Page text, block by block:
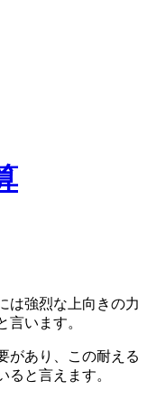
は強烈な上向きの力
言います。
があり、この耐える
ると言えます。